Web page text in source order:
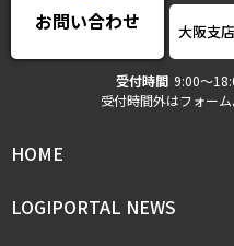
お問い合わせ 大阪支店
受付時間 9:00〜
受付時間外はフォー
HOME
LOGIPORTAL NEWS